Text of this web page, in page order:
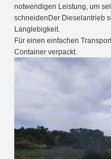
notwendigen Leistung, um
schneidenDer Dieselantrieb
Langlebigkeit.
Für einen einfachen
Container verpackt.